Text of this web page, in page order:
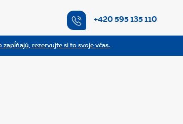
rezervujte si to svoje včas.
+420 595 135 110